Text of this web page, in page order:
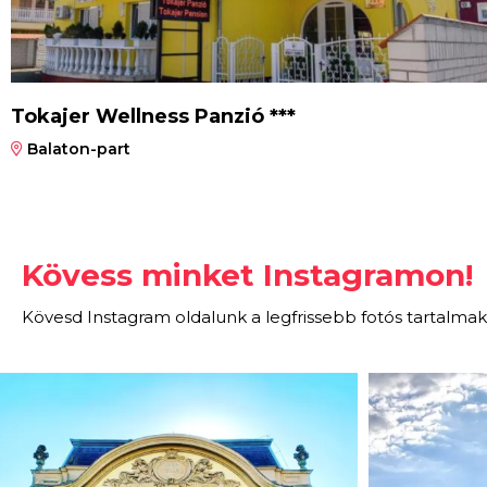
Tokajer Wellness Panzió ***
Balaton-part
Kövess minket Instagramon!
Kövesd Instagram oldalunk a legfrissebb fotós